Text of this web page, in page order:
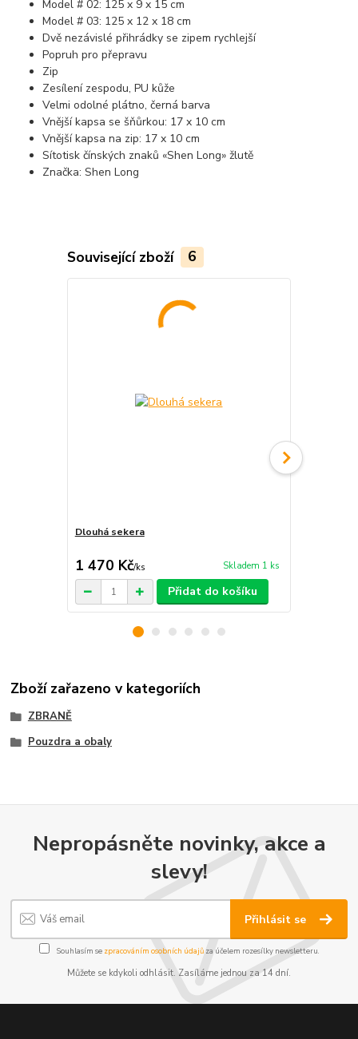
Model # 02: 125 x 9 x 15 cm
Model # 03: 125 x 12 x 18 cm
Dvě nezávislé přihrádky se zipem rychlejší
Popruh pro přepravu
Zip
Zesílení zespodu, PU kůže
Velmi odolné plátno, černá barva
Vnější kapsa se šňůrkou: 17 x 10 cm
Vnější kapsa na zip: 17 x 10 cm
Sítotisk čínských znaků «Shen Long» žlutě
Značka: Shen Long
Související zboží 6
Dlouhá sekera
1 470 Kč/ks Skladem 1 ks
Přidat do košíku
Zboží zařazeno v kategoriích
ZBRANĚ
Pouzdra a obaly
Nepropásněte novinky, akce a
slevy!
Přihlásit se
Souhlasím se zpracováním osobních údajůza účelem rozesílky newsletteru.
Můžete se kdykoli odhlásit. Zasíláme jednou za 14 dní.